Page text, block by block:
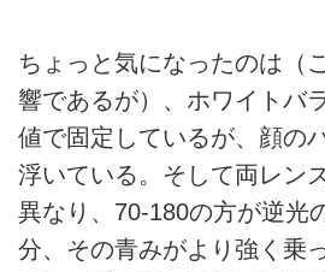
ちょっと気になったのは（
響であるが）、ホワイトバ
値で固定しているが、顔の
浮いている。そして両レン
異なり、70-180の方が逆光
分、その青みがより強く乗